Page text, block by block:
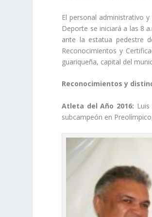
El personal administrativo
Deporte se iniciará a las 8
ante la estatua pedestre
Reconocimientos y
guariqueña, capital del
Reconocimientos y
Atleta del Año 2016:
subcampeón en